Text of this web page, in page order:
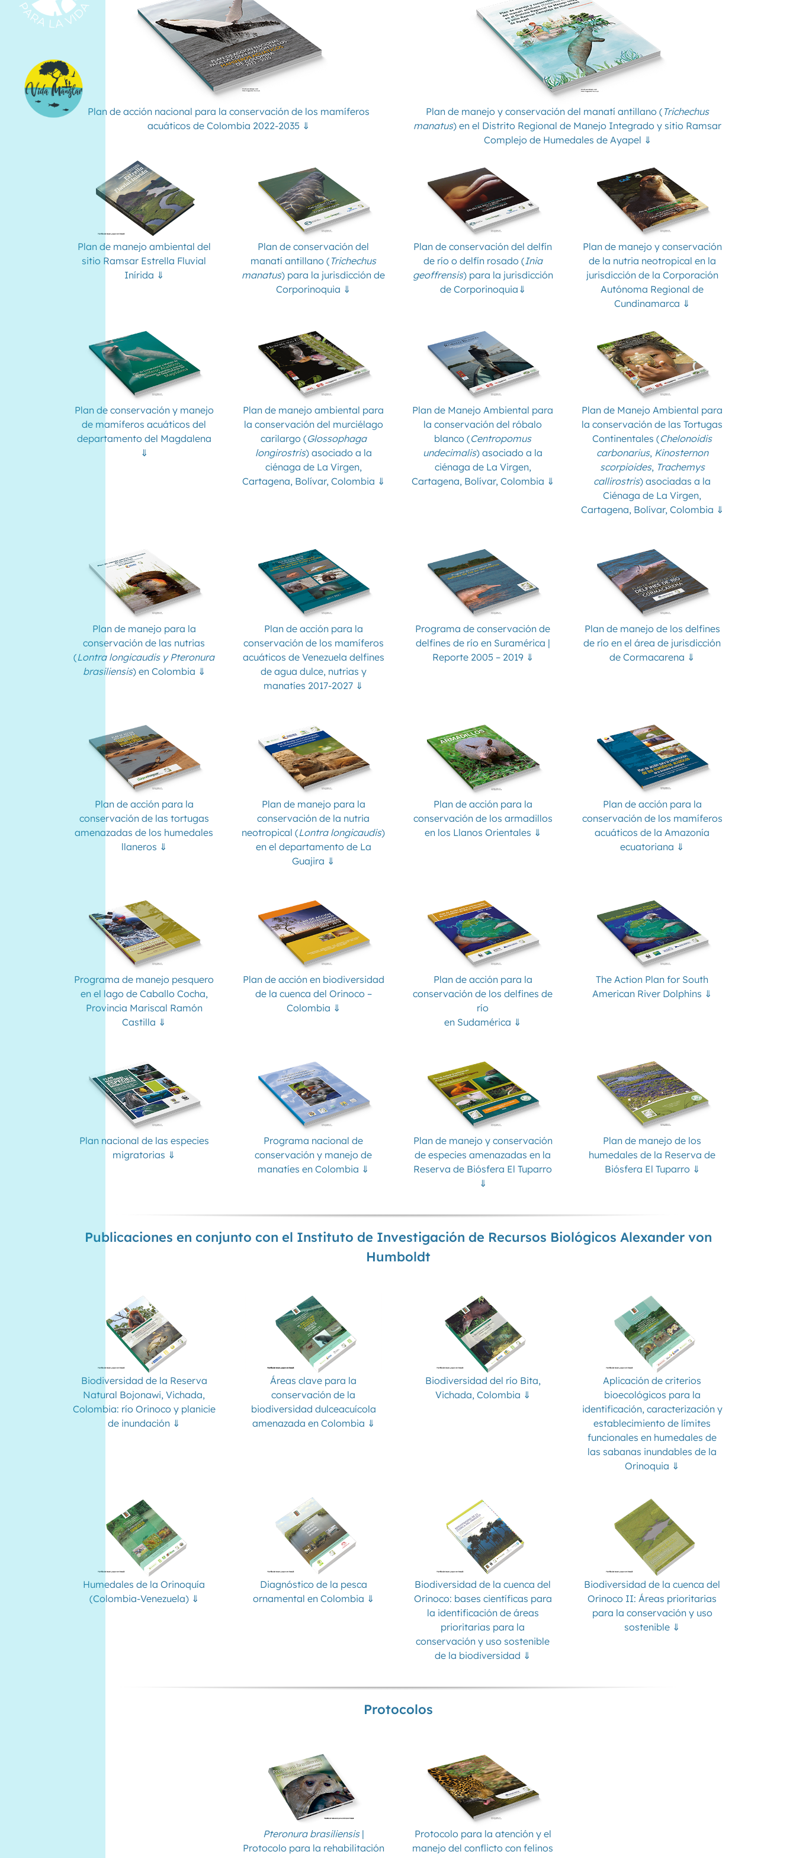
Plan de acción nacional para la conservación de los mamíferos
acuáticos de Colombia 2022-2035 ⇓
Plan de manejo y conservación del manatí antillano ( Trichechus
manatus) en el Distrito Regional de Manejo Integrado y sitio Ramsar
Complejo de Humedales de Ayapel ⇓
Plan de manejo ambiental del
sitio Ramsar Estrella Fluvial
Inírida ⇓
Plan de conservación del
manatí antillano ( Trichechus
manatus) para la jurisdicción de
Corporinoquia ⇓
Plan de conservación del delfín
de río o delfín rosado (Inia
geoffrensis) para la jurisdicción
de Corporinoquia⇓
Plan de manejo y conservación
de la nutria neotropical en la
jurisdicción de la Corporación
Autónoma Regional de
Cundinamarca ⇓
Plan de conservación y manejo
de mamíferos acuáticos del
departamento del Magdalena
⇓
Plan de manejo ambiental para
la conservación del murciélago
carilargo (Glossophaga
longirostris) asociado a la
ciénaga de La Virgen,
Cartagena, Bolívar, Colombia ⇓
Plan de Manejo Ambiental para
la conservación del róbalo
blanco (Centropomus
undecimalis) asociado a la
ciénaga de La Virgen,
Cartagena, Bolívar, Colombia ⇓
Plan de Manejo Ambiental para
la conservación de las Tortugas
Continentales (Chelonoidis
carbonarius, Kinosternon
scorpioides, Trachemys
callirostris) asociadas a la
Ciénaga de La Virgen,
Cartagena, Bolívar, Colombia ⇓
Plan de manejo para la
conservación de las nutrias
(Lontra longicaudis y Pteronura
brasiliensis) en Colombia ⇓
Plan de acción para la
conservación de los mamíferos
acuáticos de Venezuela delfines
de agua dulce, nutrias y
manatíes 2017-2027 ⇓
Programa de conservación de
delfines de río en Suramérica |
Reporte 2005 – 2019 ⇓
Plan de manejo de los delfines
de río en el área de jurisdicción
de Cormacarena ⇓
Plan de acción para la
conservación de las tortugas
amenazadas de los humedales
llaneros ⇓
Plan de manejo para la
conservación de la nutria
neotropical (Lontra longicaudis)
en el departamento de La
Guajira ⇓
Plan de acción para la
conservación de los armadillos
en los Llanos Orientales ⇓
Plan de acción para la
conservación de los mamíferos
acuáticos de la Amazonía
ecuatoriana ⇓
Programa de manejo pesquero
en el lago de Caballo Cocha,
Provincia Mariscal Ramón
Castilla ⇓
Plan de acción en biodiversidad
de la cuenca del Orinoco –
Colombia ⇓
Plan de acción para la
conservación de los delfines de
río
en Sudamérica ⇓
The Action Plan for South
American River Dolphins ⇓
Plan nacional de las especies
migratorias ⇓
Programa nacional de
conservación y manejo de
manatíes en Colombia ⇓
Plan de manejo y conservación
de especies amenazadas en la
Reserva de Biósfera El Tuparro
⇓
Plan de manejo de los
humedales de la Reserva de
Biósfera El Tuparro ⇓
Publicaciones en conjunto con el Instituto de Investigación de Recursos Biológicos Alexander von
Humboldt
Biodiversidad de la Reserva
Natural Bojonawi, Vichada,
Colombia: río Orinoco y planicie
de inundación ⇓
Áreas clave para la
conservación de la
biodiversidad dulceacuícola
amenazada en Colombia ⇓
Biodiversidad del río Bita,
Vichada, Colombia ⇓
Aplicación de criterios
bioecológicos para la
identificación, caracterización y
establecimiento de límites
funcionales en humedales de
las sabanas inundables de la
Orinoquia ⇓
Humedales de la Orinoquía
(Colombia-Venezuela) ⇓
Diagnóstico de la pesca
ornamental en Colombia ⇓
Biodiversidad de la cuenca del
Orinoco: bases científicas para
la identificación de áreas
prioritarias para la
conservación y uso sostenible
de la biodiversidad ⇓
Biodiversidad de la cuenca del
Orinoco II: Áreas prioritarias
para la conservación y uso
sostenible ⇓
Protocolos
Pteronura brasiliensis|
Protocolo para la rehabilitación
Protocolo para la atención y el
manejo del conflicto con felinos